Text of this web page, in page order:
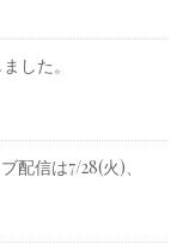
した。
配信は7/28(火)、